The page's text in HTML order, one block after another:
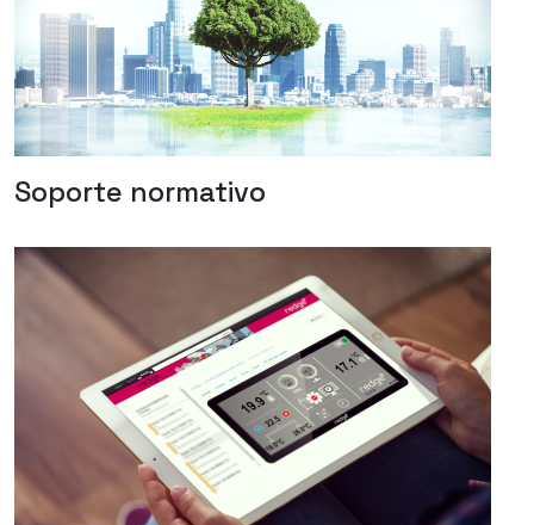
Soporte normativo